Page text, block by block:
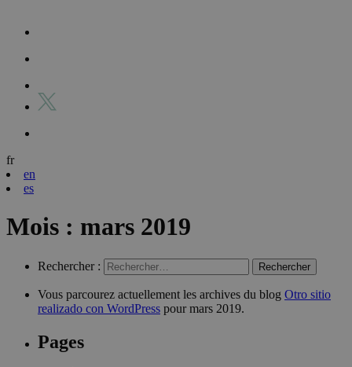
fr
en
es
Mois : mars 2019
Rechercher :
Vous parcourez actuellement les archives du blog Otro sitio
realizado con WordPress pour mars 2019.
Pages